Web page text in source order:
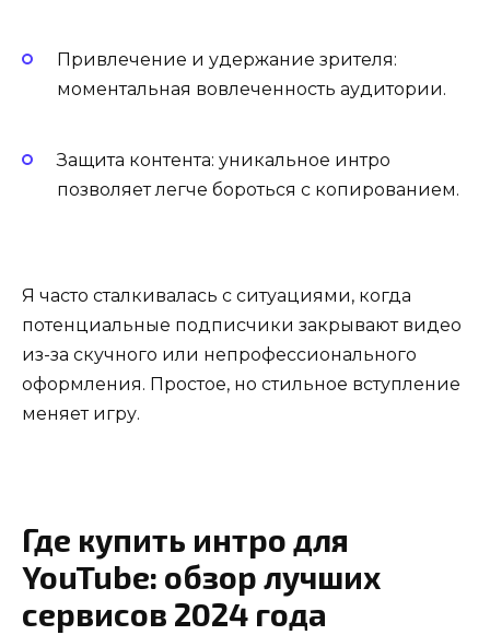
Привлечение и удержание зрителя:
моментальная вовлеченность аудитории.
Защита контента: уникальное интро
позволяет легче бороться с копированием.
Я часто сталкивалась с ситуациями, когда
потенциальные подписчики закрывают видео
из-за скучного или непрофессионального
оформления. Простое, но стильное вступление
меняет игру.
Где купить интро для
YouTube: обзор лучших
сервисов 2024 года